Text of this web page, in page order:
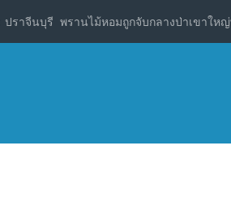
ปราจีนบุรี พรานไม้หอมถูกจับกลางป่าเขาให